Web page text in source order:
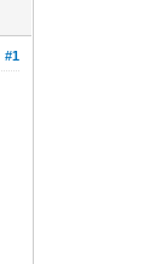
#1